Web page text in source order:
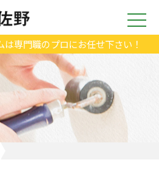
専門職のプロにお任せ下さい！